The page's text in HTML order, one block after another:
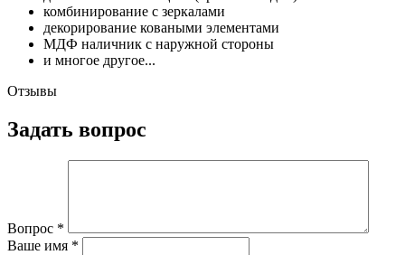
комбинирование с зеркалами
декорирование коваными элементами
МДФ наличник с наружной стороны
и многое другое...
Отзывы
Задать вопрос
Вопрос *
Ваше имя *